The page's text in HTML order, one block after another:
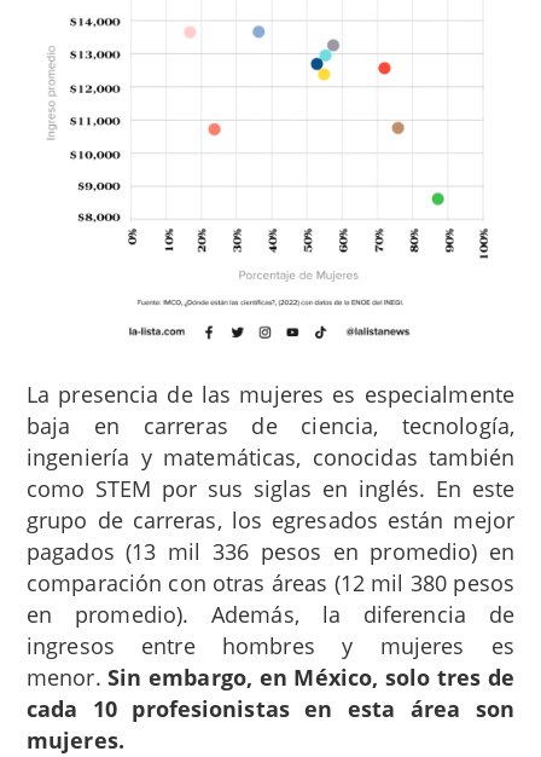
La presencia de las mujeres es especialmente
baja en carreras de ciencia, tecnología,
ingeniería y matemáticas, conocidas también
como STEM por sus siglas en inglés. En este
grupo de carreras, los egresados están mejor
pagados (13 mil 336 pesos en promedio) en
comparación con otras áreas (12 mil 380 pesos
en promedio). Además, la diferencia de
ingresos entre hombres y mujeres es
menor.Sin embargo, en México, solo tres de
cada 10 profesionistas en esta área son
mujeres.